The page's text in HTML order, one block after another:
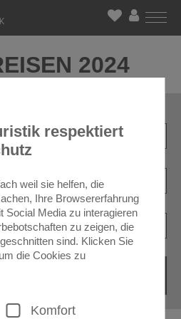
2024
respektiert
weil sie helfen, die
Ihre Browsererfahrung
Social Media zu interagieren
zu zeigen, die
sind. Klicken Sie
die Cookies zu
Komfort